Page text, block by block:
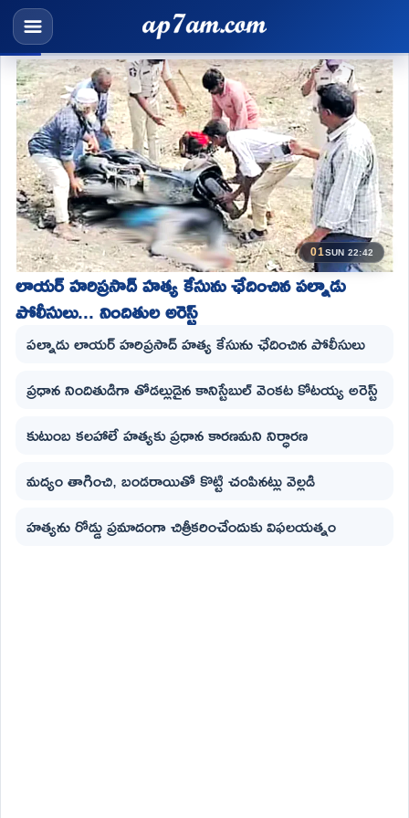
01SUN 22:42
లాయర్ హరిప్రసాద్ హత్య కేసును ఛేదించిన పల్నాడు
పోలీసులు... నిందితుల అరెస్ట్
పల్నాడు లాయర్ హరిప్రసాద్ హత్య కేసును ఛేదించిన పోలీసులు
ప్రధాన నిందితుడిగా తోడల్లుడైన కానిస్టేబుల్ వెంకట కోటయ్య అరెస్ట్
కుటుంబ కలహాలే హత్యకు ప్రధాన కారణమని నిర్ధారణ
మద్యం తాగించి, బండరాయితో కొట్టి చంపినట్లు వెల్లడి
హత్యను రోడ్డు ప్రమాదంగా చిత్రీకరించేందుకు విఫలయత్నం